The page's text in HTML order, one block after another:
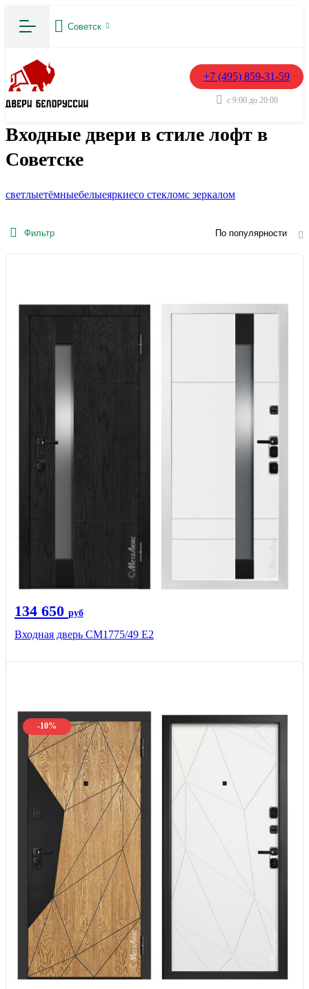
Советск
+7 (495) 859-31-59
с 9:00 до 20:00
Входные двери в стиле лофт в
Советске
светлыетёмныебелыеяркиесо стекломс зеркалом
Фильтр По популярности
134 650 руб
Входная дверь СМ1775/49 Е2
-10%